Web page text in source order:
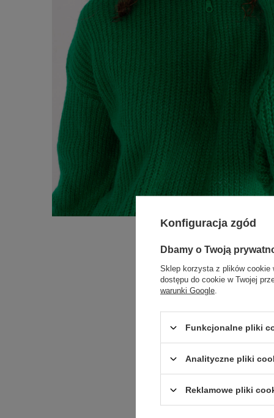
Konfiguracja zgód
Dbamy o Twoją
Sklep korzysta z plików cookie
dostępu do cookie w Twojej
warunki Google
Funkcjonalne pliki
Analityczne pliki
Reklamowe pliki